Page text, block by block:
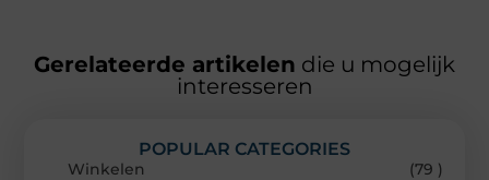
Gerelateerde artikelen die u mogelijk
interesseren
POPULAR CATEGORIES
Winkelen
(79 )